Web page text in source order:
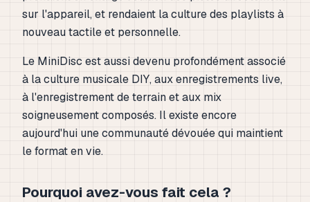
sur l'appareil, et rendaient la culture des playlists à
nouveau tactile et personnelle.
Le MiniDisc est aussi devenu profondément associé
à la culture musicale DIY, aux enregistrements live,
à l'enregistrement de terrain et aux mix
soigneusement composés. Il existe encore
aujourd'hui une communauté dévouée qui maintient
le format en vie.
Pourquoi avez-vous fait cela ?